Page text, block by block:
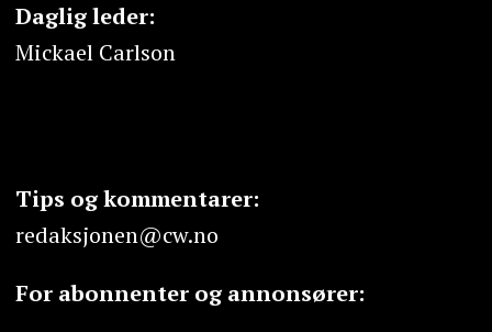
Daglig leder:
Mickael Carlson
Tips og kommentarer:
redaksjonen@cw.no
For abonnenter og annonsører: